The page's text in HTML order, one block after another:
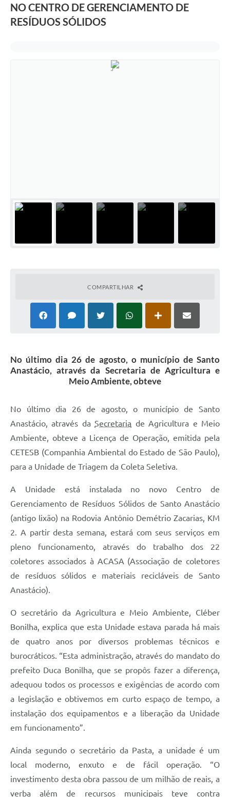
NO CENTRO DE GERENCIAMENTO DE
RESÍDUOS SÓLIDOS
COMPARTILHAR
No último dia 26 de agosto, o município de Santo
Anastácio, através da Secretaria de Agricultura e
Meio Ambiente, obteve
No último dia 26 de agosto, o município de Santo
Anastácio, através daSecretaria de Agricultura e Meio
Ambiente, obteve a Licença de Operação, emitida pela
CETESB (Companhia Ambiental do Estado de São Paulo),
para a Unidade de Triagem da Coleta Seletiva.
A Unidade está instalada no novo Centro de
Gerenciamento de Resíduos Sólidos de Santo Anastácio
(antigo lixão) na Rodovia Antônio Demétrio Zacarias, KM
2. A partir desta semana, estará com seus serviços em
pleno funcionamento, através do trabalho dos 22
coletores associados à ACASA (Associação de coletores
de resíduos sólidos e materiais recicláveis de Santo
Anastácio).
O secretário da Agricultura e Meio Ambiente, Cléber
Bonilha, explica que esta Unidade estava parada há mais
de quatro anos por diversos problemas técnicos e
burocráticos. “Esta administração, através do mandato do
prefeito Duca Bonilha, que se propôs fazer a diferença,
adequou todos os processos e exigências de acordo com
a legislação e obtivemos em curto espaço de tempo, a
instalação dos equipamentos e a liberação da Unidade
em funcionamento”.
Ainda segundo o secretário da Pasta, a unidade é um
local moderno, enxuto e de fácil operação. “O
investimento desta obra passou de um milhão de reais, a
verba além de recursos municipais teve contra